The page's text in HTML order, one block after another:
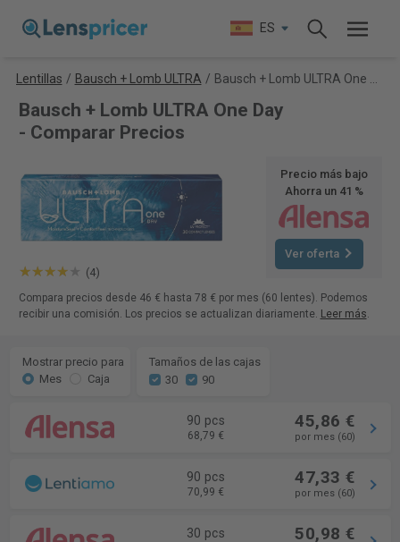
ES
Lentillas / Bausch + Lomb ULTRA / Bausch + Lomb ULTRA One Day
Bausch + Lomb ULTRA One Day
- Comparar Precios
(4)
Precio más bajo
Ahorra un 41 %
Ver oferta
Compara precios desde 46 € hasta 78 € por mes (60 lentes). Podemos
recibir una comisión. Los precios se actualizan diariamente. Leer más.
Mostrar precio para
Mes
Caja
Tamaños de las cajas
30
90
90 pcs
68,79 €
45,86 €
por mes (60)
90 pcs
70,99 €
47,33 €
por mes (60)
30 pcs 50,98 €